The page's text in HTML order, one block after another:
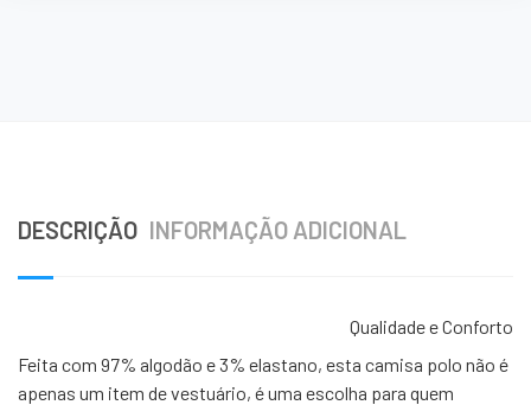
DESCRIÇÃO INFORMAÇÃO ADICIONAL
Qualidade e Conforto
Feita com 97% algodão e 3% elastano, esta camisa polo não é
apenas um item de vestuário, é uma escolha para quem